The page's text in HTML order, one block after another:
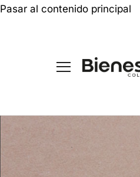
Pasar al contenido principal